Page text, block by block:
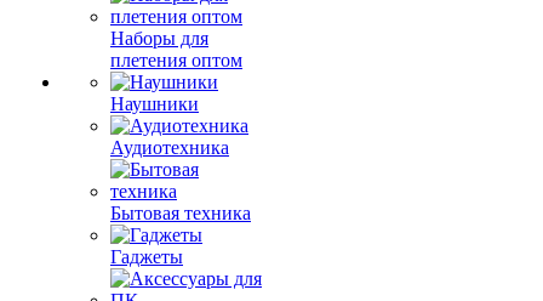
Наборы для
плетения оптом
Наушники
Аудиотехника
Бытовая техника
Гаджеты